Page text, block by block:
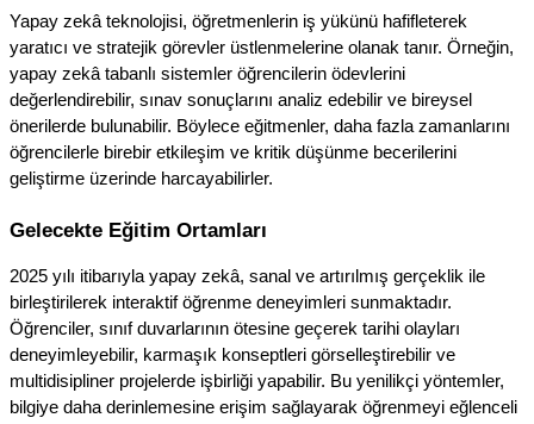
Yapay zekâ teknolojisi, öğretmenlerin iş yükünü hafifleterek
yaratıcı ve stratejik görevler üstlenmelerine olanak tanır. Örneğin,
yapay zekâ tabanlı sistemler öğrencilerin ödevlerini
değerlendirebilir, sınav sonuçlarını analiz edebilir ve bireysel
önerilerde bulunabilir. Böylece eğitmenler, daha fazla zamanlarını
öğrencilerle birebir etkileşim ve kritik düşünme becerilerini
geliştirme üzerinde harcayabilirler.
Gelecekte Eğitim Ortamları
2025 yılı itibarıyla yapay zekâ, sanal ve artırılmış gerçeklik ile
birleştirilerek interaktif öğrenme deneyimleri sunmaktadır.
Öğrenciler, sınıf duvarlarının ötesine geçerek tarihi olayları
deneyimleyebilir, karmaşık konseptleri görselleştirebilir ve
multidisipliner projelerde işbirliği yapabilir. Bu yenilikçi yöntemler,
bilgiye daha derinlemesine erişim sağlayarak öğrenmeyi eğlenceli